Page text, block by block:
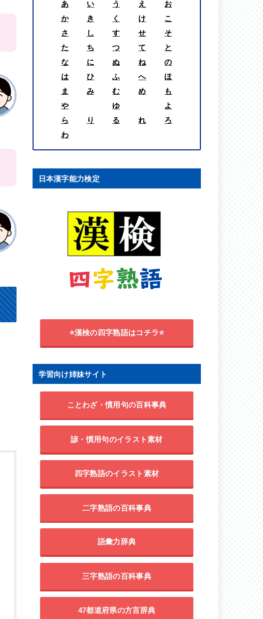
あ い う え
お
か
き く け
こ
さ
し す せ
そ
た
ち つ て
と
な
に ぬ ね
の
は
ひ ふ へ
ほ
ま
み む め
も
や
ゆ
よ
ら
り る れ
ろ
わ
日本漢字能力検定
⭐漢検の四字熟語はコチラ⭐
学習向け姉妹サイト
ことわざ・慣用句の百科事典
諺・慣用句のイラスト素材
四字熟語のイラスト素材
二字熟語の百科事典
語彙力辞典
三字熟語の百科事典
47都道府県の方言辞典